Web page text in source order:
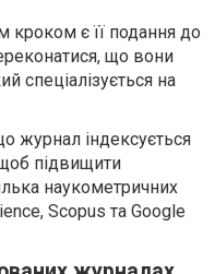
кроком є її подання до
що вони
спеціалізується на
журнал індексується
підвищити
наукометричних
Scopus та Google